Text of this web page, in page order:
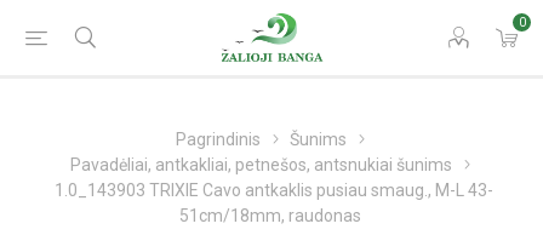
0
Pagrindinis
Šunims
Pavadėliai, antkakliai, petnešos, antsnukiai šunims
1.0_143903 TRIXIE Cavo antkaklis pusiau smaug., M-L 43-
51cm/18mm, raudonas